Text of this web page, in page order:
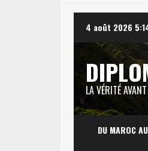
content
4 août 2026
LA VÉRITÉ
DU MAROC